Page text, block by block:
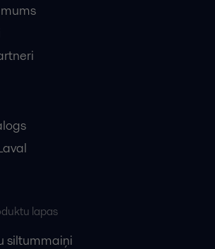
lapas
siltummaiņi